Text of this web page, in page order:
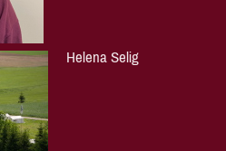
Helena Selig